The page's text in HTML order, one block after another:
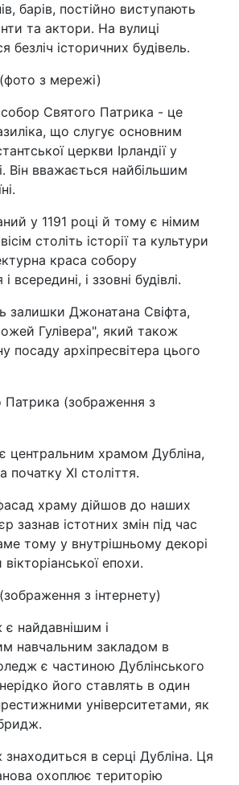
барів, постійно виступають
та актори. На вулиці
безліч історичних будівель.
з мережі)
Святого Патрика - це
що слугує основним
церкви Ірландії у
Він вважається найбільшим
у 1191 році й тому є німим
століть історії та культури
краса собору
всередині, і ззовні будівлі.
залишки Джонатана Свіфта,
Гулівера", який також
посаду архіпресвітера цього
(зображення з
центральним храмом Дубліна,
початку XI століття.
храму дійшов до наших
зазнав істотних змін під час
тому у внутрішньому декорі
епохи.
з інтернету)
є найдавнішим і
навчальним закладом в
є частиною Дублінського
його ставлять в один
університетами, як
знаходиться в серці Дубліна. Ця
охоплює територію